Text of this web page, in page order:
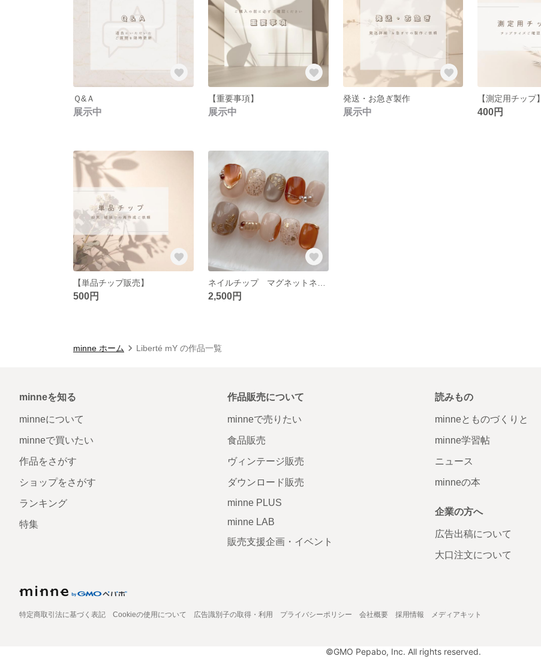
Ｑ&Ａ
展示中
【重要事項】
展示中
発送・お急ぎ製作
展示中
【測定用チップ】
400円
【単品チップ販売】
500円 2,500円
minne ホーム Liberté mY の作品一覧
minneを知る
minneについて
minneで買いたい
作品をさがす
ショップをさがす
ランキング
特集
作品販売について
minneで売りたい
食品販売
ヴィンテージ販売
ダウンロード販売
minne PLUS
minne LAB
販売支援企画・イベント
読みもの
minneとものづくりと
minne学習帖
ニュース
minneの本
企業の方へ
広告出稿について
大口注文について
特定商取引法に基づく表記 Cookieの使用について 広告識別子の取得・利用 プライバシーポリシー 会社概要 採用情報 メディアキット
©GMO Pepabo, Inc. All rights reserved.